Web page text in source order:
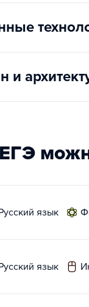
и
русский язык
русский язык